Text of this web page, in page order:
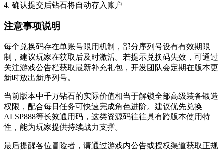
4. 确认提交后钻石将自动存入账户
注意事项说明
每个兑换码存在单账号限用机制，部分序列号设有有效期限
制，建议玩家在获取后及时激活。若提示兑换码失效，可通过
关注游戏公告栏获取最新补充礼包，开发团队会定期在版本更
新时放出新序列号。
当前版本中千万钻石的实际价值相当于解锁全部高级装备锻造
权限，配合每日任务可快速完成角色进阶。建议优先兑换
ALSP888等长效通用码，这类资源码往往具有跨版本使用特
性，能为玩家提供持续战力支撑。
最后提醒各位冒险者，请通过游戏内公告或授权渠道获取正规